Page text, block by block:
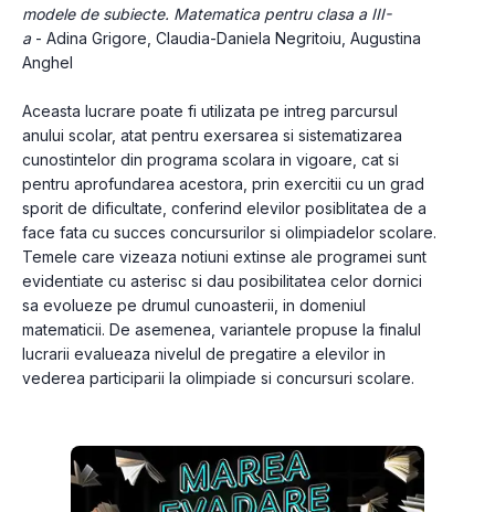
modele de subiecte. Matematica pentru clasa a III-
a - Adina Grigore, Claudia-Daniela Negritoiu, Augustina
Anghel
Aceasta lucrare poate fi utilizata pe intreg parcursul
anului scolar, atat pentru exersarea si sistematizarea
cunostintelor din programa scolara in vigoare, cat si
pentru aprofundarea acestora, prin exercitii cu un grad
sporit de dificultate, conferind elevilor posiblitatea de a
face fata cu succes concursurilor si olimpiadelor scolare.
Temele care vizeaza notiuni extinse ale programei sunt
evidentiate cu asterisc si dau posibilitatea celor dornici
sa evolueze pe drumul cunoasterii, in domeniul
matematicii. De asemenea, variantele propuse la finalul
lucrarii evalueaza nivelul de pregatire a elevilor in
vederea participarii la olimpiade si concursuri scolare.